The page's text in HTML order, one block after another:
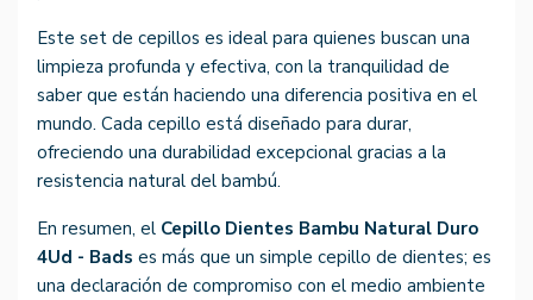
Este set de cepillos es ideal para quienes buscan una
limpieza profunda y efectiva, con la tranquilidad de
saber que están haciendo una diferencia positiva en el
mundo. Cada cepillo está diseñado para durar,
ofreciendo una durabilidad excepcional gracias a la
resistencia natural del bambú.
En resumen, el Cepillo Dientes Bambu Natural Duro
4Ud - Bads es más que un simple cepillo de dientes; es
una declaración de compromiso con el medio ambiente